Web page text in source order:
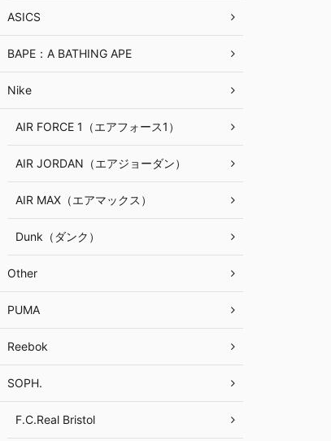
ASICS
BAPE：A BATHING APE
Nike
AIR FORCE 1（エアフォース1）
AIR JORDAN（エアジョーダン）
AIR MAX（エアマックス）
Dunk（ダンク）
Other
PUMA
Reebok
SOPH.
F.C.Real Bristol